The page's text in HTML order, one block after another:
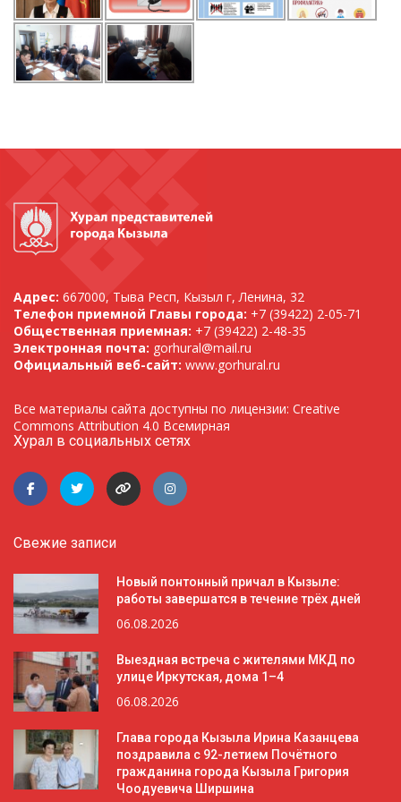
Адрес: 667000, Тыва Респ, Кызыл г, Ленина, 32
Телефон приемной Главы города: +7 (39422) 2-05-71
Общественная приемная: +7 (39422) 2-48-35
Электронная почта: gorhural@mail.ru
Официальный веб-сайт: www.gorhural.ru
Все материалы сайта доступны по лицензии: Creative
Commons Attribution 4.0 Всемирная
Хурал в социальных сетях
Свежие записи
Новый понтонный причал в Кызыле:
работы завершатся в течение трёх дней
06.08.2026
Выездная встреча с жителями МКД по
улице Иркутская, дома 1–4
06.08.2026
Глава города Кызыла Ирина Казанцева
поздравила с 92-летием Почётного
гражданина города Кызыла Григория
Чоодуевича Ширшина